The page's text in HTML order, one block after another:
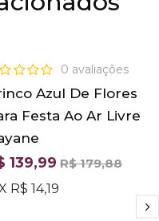
OFERTA
0 avaliações
Azul De Flores
Festa Ao Ar Livre
139,99 R$ 179,88
R$ 14,19